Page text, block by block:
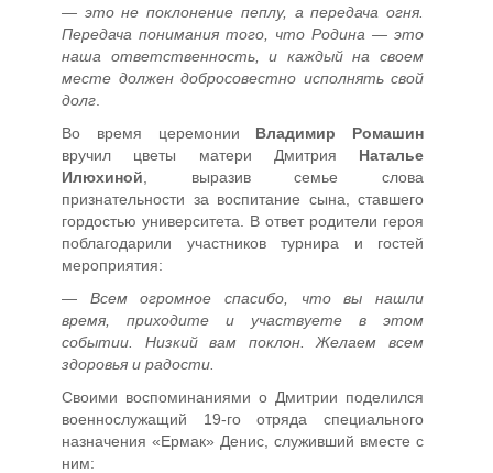
— это не поклонение пеплу, а передача огня.
Передача понимания того, что Родина — это
наша ответственность, и каждый на своем
месте должен добросовестно исполнять свой
долг
Во время церемонии Владимир Ромашин
вручил цветы матери Дмитрия Наталье
Илюхиной , выразив семье слова
признательности за воспитание сына, ставшего
гордостью университета. В ответ родители героя
поблагодарили участников турнира и гостей
мероприятия:
— Всем огромное спасибо, что вы нашли
время, приходите и участвуете в этом
событии. Низкий вам поклон. Желаем всем
здоровья и радости.
Своими воспоминаниями о Дмитрии поделился
военнослужащий 19-го отряда специального
назначения «Ермак» Денис, служивший вместе с
ним: